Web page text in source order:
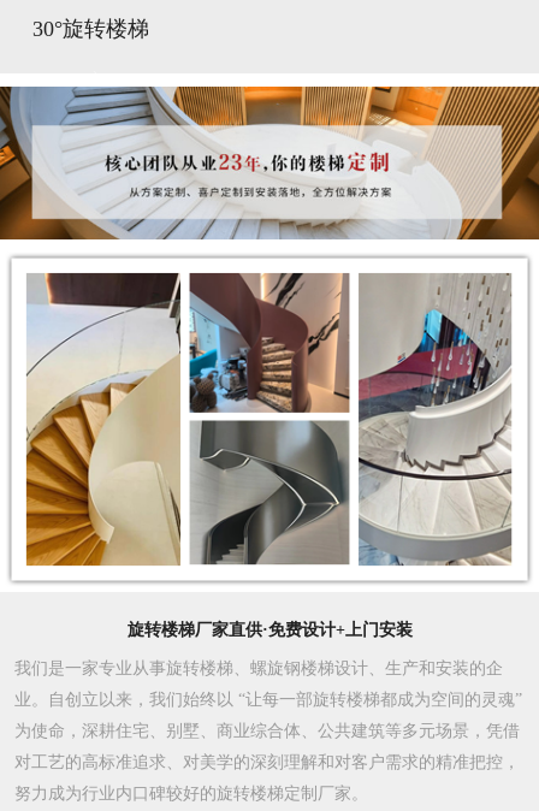
30°旋转楼梯
旋转楼梯厂家直供·免费设计+上门安装
我们是一家专业从事旋转楼梯、螺旋钢楼梯设计、生产和安装的企
业。自创立以来，我们始终以 “让每一部旋转楼梯都成为空间的灵魂”
为使命，深耕住宅、别墅、商业综合体、公共建筑等多元场景，凭借
对工艺的高标准追求、对美学的深刻理解和对客户需求的精准把控，
努力成为行业内口碑较好的旋转楼梯定制厂家。​